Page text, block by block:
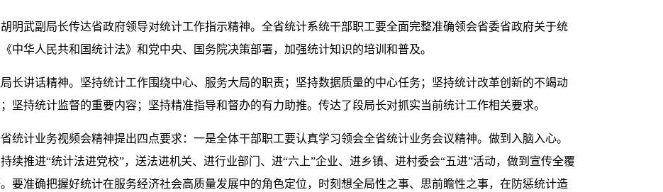
明武副局长传达省政府领导对统计工作指示精神。全省统计系统干部职工要全面完整准确领会省委省政府关于统
中华人民共和国统计法》和党中央、国务院决策部署，加强统计知识的培训和普及。
长讲话精神。坚持统计工作围绕中心、服务大局的职责；坚持数据质量的中心任务；坚持统计改革创新的不竭动
坚持统计监督的重要内容；坚持精准指导和督办的有力助推。传达了段局长对抓实当前统计工作相关要求。
统计业务视频会精神提出四点要求：一是全体干部职工要认真学习领会全省统计业务会议精神。做到入脑入心。
续推进“统计法进党校”，送法进机关、进行业部门、进“六上”企业、进乡镇、进村委会“五进”活动，做到宣传全覆
要准确把握好统计在服务经济社会高质量发展中的角色定位，时刻想全局性之事、思前瞻性之事，在防惩统计造